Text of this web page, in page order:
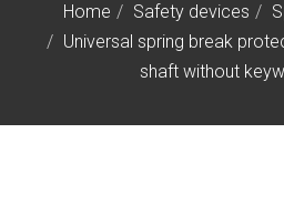
Home Safety devices
Universal spring break
shaft without